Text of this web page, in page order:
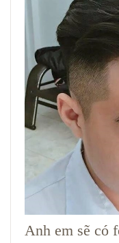
Anh em sẽ có